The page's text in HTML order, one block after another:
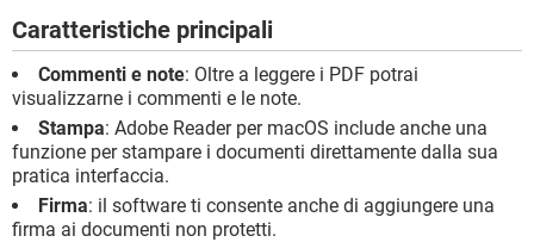
Caratteristiche principali
Commenti e note: Oltre a leggere i PDF potrai
visualizzarne i commenti e le note.
Stampa: Adobe Reader per macOS include anche una
funzione per stampare i documenti direttamente dalla sua
pratica interfaccia.
Firma: il software ti consente anche di aggiungere una
firma ai documenti non protetti.